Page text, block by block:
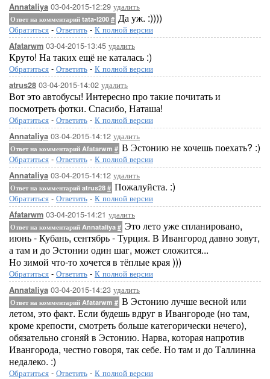
Annataliya 03-04-2015-12:29 удалить
Ответ на комментарий tata-l200 # Да уж. :))))
Обратиться - Ответить - К полной версии
Afatarwm 03-04-2015-13:45 удалить
Круто! На таких ещё не каталась :)
Обратиться - Ответить - К полной версии
atrus28 03-04-2015-14:02 удалить
Вот это автобусы! Интересно про такие почитать и
посмотреть фотки. Спасибо, Наташа!
Обратиться - Ответить - К полной версии
Annataliya 03-04-2015-14:12 удалить
Ответ на комментарий Afatarwm # В Эстонию не хочешь поехать? :)
Обратиться - Ответить - К полной версии
Annataliya 03-04-2015-14:12 удалить
Ответ на комментарий atrus28 # Пожалуйста. :)
Обратиться - Ответить - К полной версии
Afatarwm 03-04-2015-14:21 удалить
Ответ на комментарий Annataliya # Это лето уже спланировано,
июнь - Кубань, сентябрь - Турция. В Ивангород давно зовут,
а там и до Эстонии один шаг, может сложится...
Но зимой что-то хочется в тёплые края )))
Обратиться - Ответить - К полной версии
Annataliya 03-04-2015-14:23 удалить
Ответ на комментарий Afatarwm # В Эстонию лучше весной или
летом, это факт. Если будешь вдруг в Ивангороде (но там,
кроме крепости, смотреть больше категорически нечего),
обязательно сгоняй в Эстонию. Нарва, которая напротив
Ивангорода, честно говоря, так себе. Но там и до Таллинна
недалеко. :)
Обратиться - Ответить - К полной версии